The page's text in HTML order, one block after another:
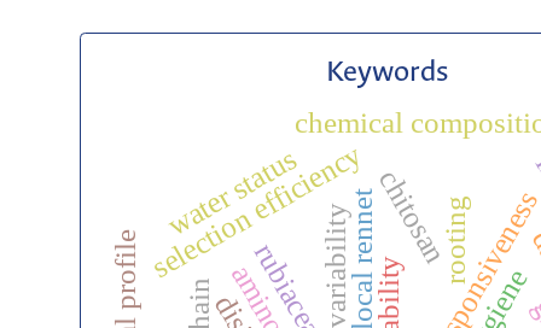
Keywords
selection efficiency rooting
rubiaceae
chemical
local rennetchitosan
water status